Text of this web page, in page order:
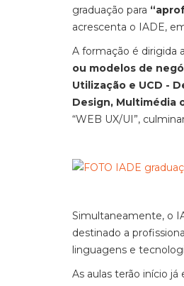
graduação para
acrescenta o IADE,
A formação é dirigida
ou modelos de
Utilização e UCD -
Design, Multimédia
“WEB UX/UI”,
Simultaneamente, o
destinado a
linguagens e
As aulas terão início